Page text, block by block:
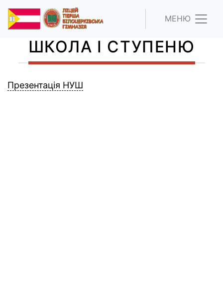
МЕНЮ
ШКОЛА І СТУПЕНЮ
Презентація НУШ